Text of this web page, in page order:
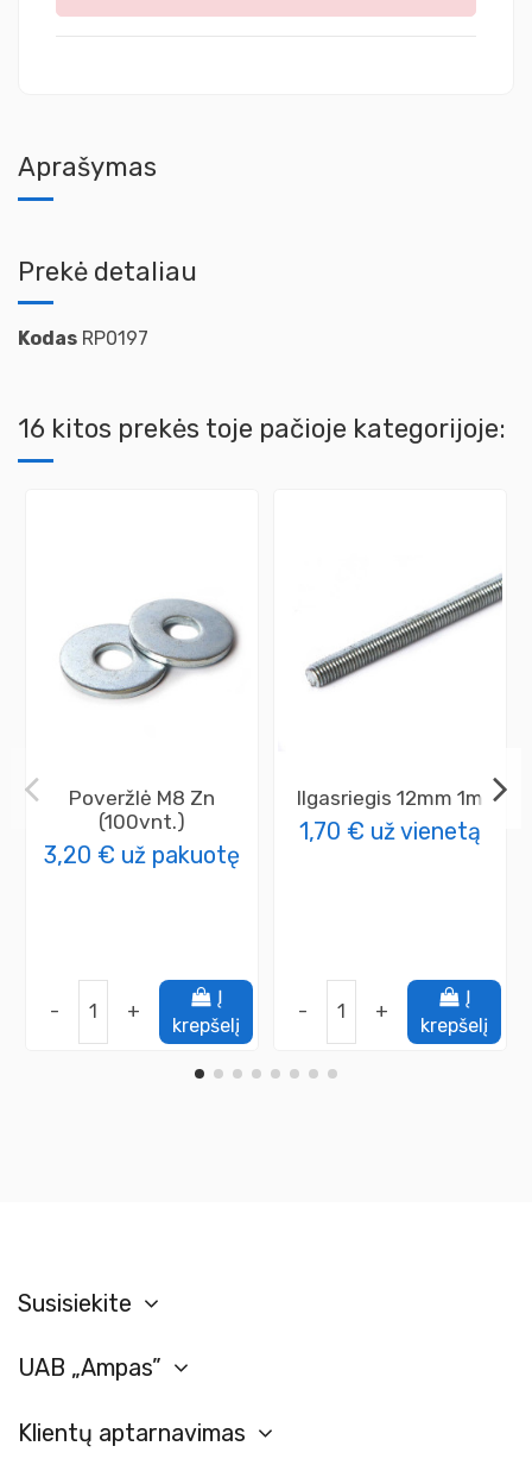
Aprašymas
Prekė detaliau
Kodas RP0197
16 kitos prekės toje pačioje kategorijoje:
Poveržlė M8 Zn
(100vnt.)
3,20 € už pakuotę
- +
Į
krepšelį
Ilgasriegis 12mm 1m
1,70 € už vienetą
- +
Į
krepšelį
Susisiekite
UAB „Ampas”
Klientų aptarnavimas